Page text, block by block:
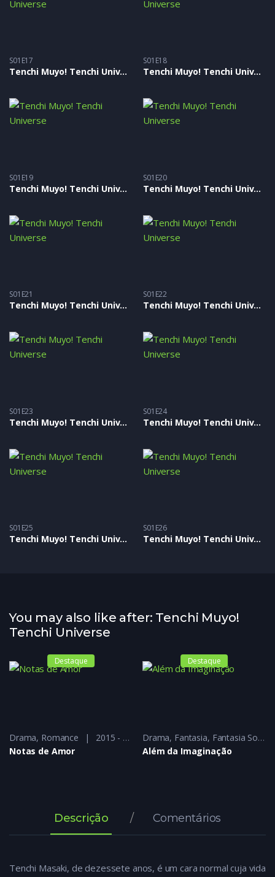
S01E17
Tenchi Muyo! Tenchi Universe – S01E17
S01E18
Tenchi Muyo! Tenchi Universe – S01E18
S01E19
Tenchi Muyo! Tenchi Universe – S01E19
S01E20
Tenchi Muyo! Tenchi Universe – S01E20
S01E21
Tenchi Muyo! Tenchi Universe – S01E21
S01E22
Tenchi Muyo! Tenchi Universe – S01E22
S01E23
Tenchi Muyo! Tenchi Universe – S01E23
S01E24
Tenchi Muyo! Tenchi Universe – S01E24
S01E25
Tenchi Muyo! Tenchi Universe – S01E25
S01E26
Tenchi Muyo! Tenchi Universe – S01E26
You may also like after: Tenchi Muyo!
Tenchi Universe
Destaque
Drama, Romance
2015 - 2015
Notas de Amor
Destaque
Drama, Fantasia, Fantasia Sobrenatural
Além da Imaginação
Descrição Comentários
Tenchi Masaki, de dezessete anos, é um cara normal cuja vida